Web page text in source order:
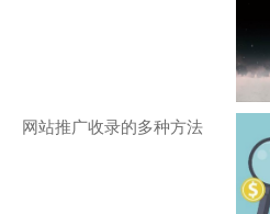
网站推广收录的多种方法